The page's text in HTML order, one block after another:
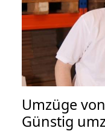
Umzüge
Günstig